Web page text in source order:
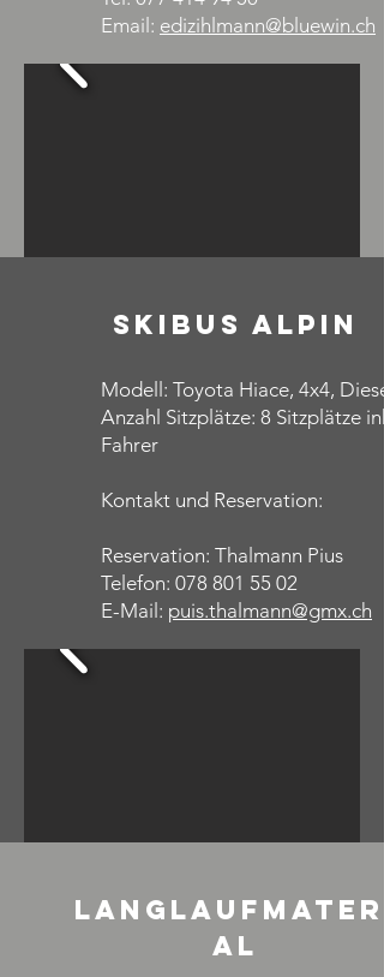
Email: edizihlmann@bluewin.ch
Skibus ALPIN
Modell: Toyota Hiace, 4x4, Diesel
Anzahl Sitzplätze: 8 Sitzplätze
Fahrer
Kontakt und Reservation:
Reservation: Thalmann Pius
Telefon: 078 801 55 02
E-Mail: puis.thalmann@gmx.ch
LanglAufMateri
al